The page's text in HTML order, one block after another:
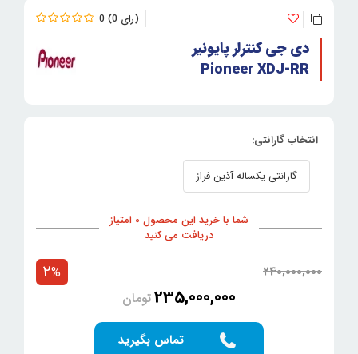
0 0
دی جی کنترلر پایونیر
Pioneer XDJ-RR
انتخاب گارانتی:
گارانتی یکساله آذین فراز
شما با خرید این محصول 0 امتیاز
دریافت می کنید
240,000,000
235,000,000تومان
2%
تماس بگیرید